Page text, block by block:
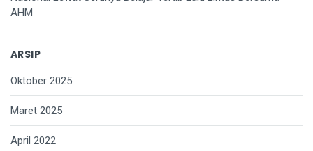
AHM
ARSIP
Oktober 2025
Maret 2025
April 2022